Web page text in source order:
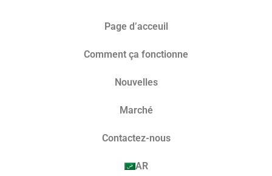
Page d’acceuil
Comment ça fonctionne
Nouvelles
Marché​
Contactez-nous
AR